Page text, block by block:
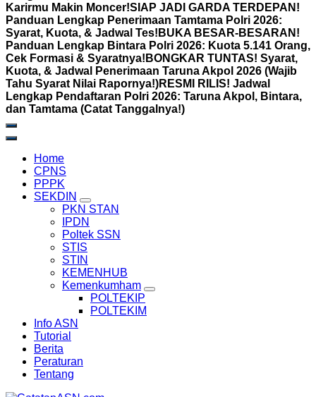
Karirmu Makin Moncer!SIAP JADI GARDA TERDEPAN!
Panduan Lengkap Penerimaan Tamtama Polri 2026:
Syarat, Kuota, & Jadwal Tes! BUKA BESAR-BESARAN!
Panduan Lengkap Bintara Polri 2026: Kuota 5.141 Orang,
Cek Formasi & Syaratnya! BONGKAR TUNTAS! Syarat,
Kuota, & Jadwal Penerimaan Taruna Akpol 2026 (Wajib
Tahu Syarat Nilai Rapornya!)RESMI RILIS! Jadwal
Lengkap Pendaftaran Polri 2026: Taruna Akpol, Bintara,
dan Tamtama (Catat Tanggalnya!)
Home
CPNS
PPPK
SEKDIN
PKN STAN
IPDN
Poltek SSN
STIS
STIN
KEMENHUB
Kemenkumham
POLTEKIP
POLTEKIM
Info ASN
Tutorial
Berita
Peraturan
Tentang